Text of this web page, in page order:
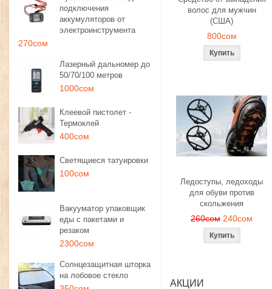
подключения
аккумуляторов от
электроинструмента
270сом
Лазерный дальномер до
50/70/100 метров
1000сом
Клеевой пистолет -
Термоклей
400сом
Светящиеся татуировки
100сом
Вакууматор упаковщик
еды с пакетами и
резаком
2300сом
Солнцезащитная шторка
на лобовое стекло
волос для мужчин
(США)
800сом
Ледоступы, ледоходы
для обуви против
скольжения
260сом 240сом
АКЦИИ